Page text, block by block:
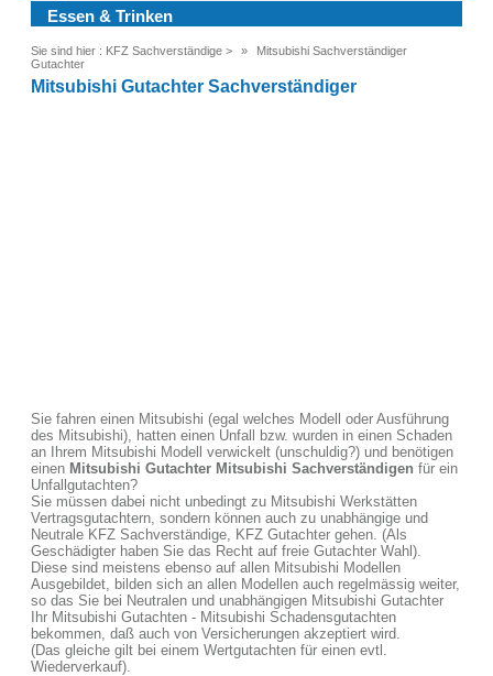
Essen & Trinken
Sie sind hier : KFZ Sachverständige >
Mitsubishi Sachverständiger
Gutachter
Mitsubishi Gutachter Sachverständiger
Sie fahren einen Mitsubishi (egal welches Modell oder Ausführung
des Mitsubishi), hatten einen Unfall bzw. wurden in einen Schaden
an Ihrem Mitsubishi Modell verwickelt (unschuldig?) und benötigen
einen Mitsubishi Gutachter Mitsubishi Sachverständigen für ein
Unfallgutachten?
Sie müssen dabei nicht unbedingt zu Mitsubishi Werkstätten
Vertragsgutachtern, sondern können auch zu unabhängige und
Neutrale KFZ Sachverständige, KFZ Gutachter gehen. (Als
Geschädigter haben Sie das Recht auf freie Gutachter Wahl).
Diese sind meistens ebenso auf allen Mitsubishi Modellen
Ausgebildet, bilden sich an allen Modellen auch regelmässig weiter,
so das Sie bei Neutralen und unabhängigen Mitsubishi Gutachter
Ihr Mitsubishi Gutachten - Mitsubishi Schadensgutachten
bekommen, daß auch von Versicherungen akzeptiert wird.
(Das gleiche gilt bei einem Wertgutachten für einen evtl.
Wiederverkauf).